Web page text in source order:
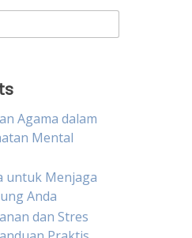
Agama dalam
Mental
untuk Menjaga
Anda
dan Stres